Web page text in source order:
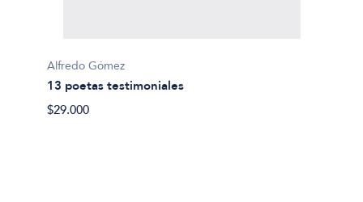
Alfredo Gómez
13 poetas testimoniales
$29.000